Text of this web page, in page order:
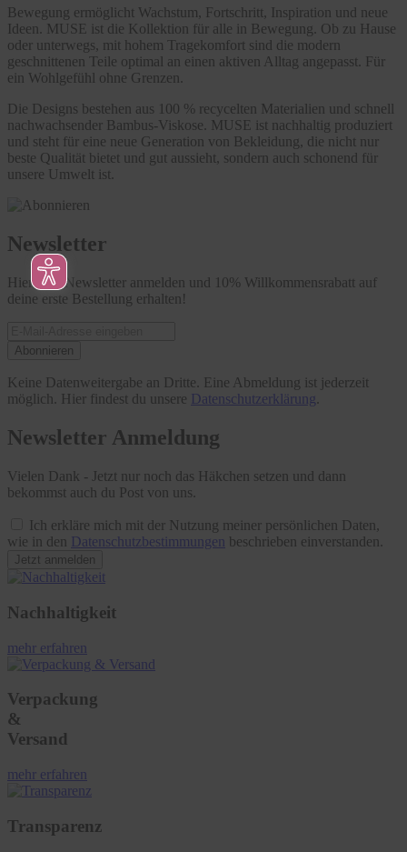
Bewegung ermöglicht Wachstum, Fortschritt, Inspiration und neue
Ideen. MUSE ist die Kollektion für alle in Bewegung. Ob zu Hause
oder unterwegs, mit hohem Tragekomfort sind die modern
geschnittenen Teile optimal an einen aktiven Alltag angepasst. Für
ein Wohlgefühl ohne Grenzen.
Die Designs bestehen aus 100 % recycelten Materialien und schnell
nachwachsender Bambus-Viskose. MUSE ist nachhaltig produziert
und steht für eine neue Generation von Bekleidung, die nicht nur
beste Qualität bietet und gut aussieht, sondern auch schonend für
unsere Umwelt ist.
Newsletter
Hier zum Newsletter anmelden und 10% Willkommensrabatt auf
deine erste Bestellung erhalten!
Abonnieren
Keine Datenweitergabe an Dritte. Eine Abmeldung ist jederzeit
möglich. Hier findest du unsere Datenschutzerklärung
Newsletter Anmeldung
Vielen Dank - Jetzt nur noch das Häkchen setzen und dann
bekommst auch du Post von uns.
Ich erkläre mich mit der Nutzung meiner persönlichen Daten,
wie in den Datenschutzbestimmungen beschrieben einverstanden.
Jetzt anmelden
Nachhaltigkeit
mehr erfahren
Verpackung
&
Versand
mehr erfahren
Transparenz